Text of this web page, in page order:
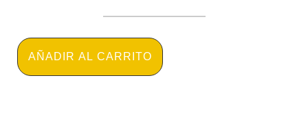
Algodón
puro
AÑADIR AL CARRITO